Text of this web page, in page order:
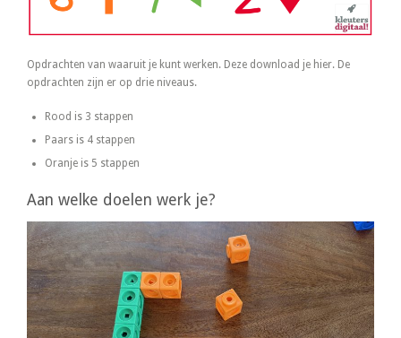
Opdrachten van waaruit je kunt werken. Deze download je hier. De
opdrachten zijn er op drie niveaus.
Rood is 3 stappen
Paars is 4 stappen
Oranje is 5 stappen
Aan welke doelen werk je?